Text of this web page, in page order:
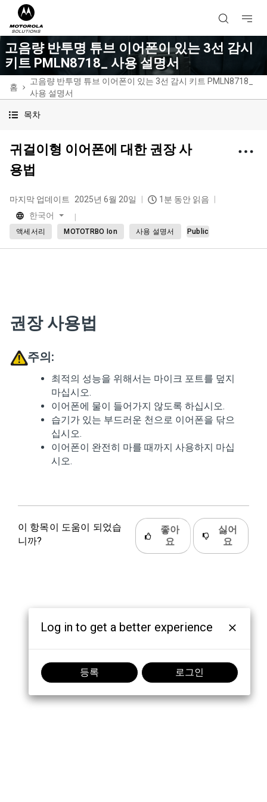
고음량 반투명 튜브 이어폰이 있는 3선 감시
키트 PMLN8718_ 사용 설명서
홈
고음량 반투명 튜브 이어폰이 있는 3선 감시 키트 PMLN8718_
사용 설명서
목차
귀걸이형 이어폰에 대한 권장 사
용법
마지막 업데이트 2025년 6월 20일
1분 동안 읽음
한국어
액세서리 MOTOTRBO Ion 사용 설명서 Public
권장 사용법
주의:
최적의 성능을 위해서는 마이크 포트를 덮지
마십시오.
이어폰에 물이 들어가지 않도록 하십시오.
습기가 있는 부드러운 천으로 이어폰을 닦으
십시오.
이어폰이 완전히 마를 때까지 사용하지 마십
시오.
이 항목이 도움이 되었습
니까?
좋아
요
싫어
요
Log in to get a better experience
등록 로그인